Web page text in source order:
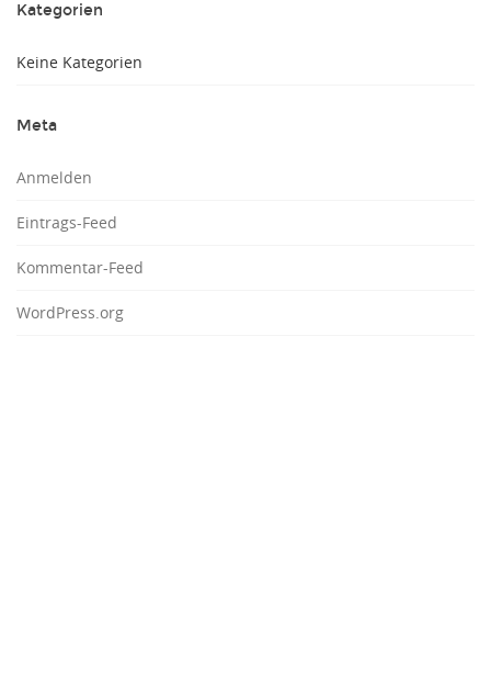
Kategorien
Keine Kategorien
Meta
Anmelden
Eintrags-Feed
Kommentar-Feed
WordPress.org